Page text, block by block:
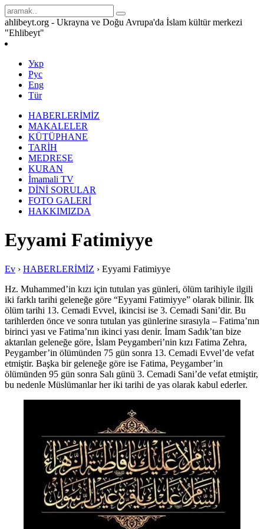
ahlibeyt.org - Ukrayna ve Doğu Avrupa'da İslam kültür merkezi
"Ehlibeyt"
Укр
Рус
Eng
Tür
HABERLERİMİZ
MAKALELER
KÜTÜPHANE
TARİH
MEDRESE
KURAN
İmamali TV
DİNİ SORULAR
FOTO GALERİ
HAKKIMIZDA
Eyyami Fatimiyye
Ev › HABERLERİMİZ › Eyyami Fatimiyye
Hz. Muhammed’in kızı için tutulan yas günleri, ölüm tarihiyle ilgili
iki farklı tarihi geleneğe göre “Eyyami Fatimiyye” olarak bilinir. İlk
ölüm tarihi 13. Cemadi Evvel, ikincisi ise 3. Cemadi Sani’dir. Bu
tarihlerden önce ve sonra tutulan yas günlerine sırasıyla – Fatima’nın
birinci yası ve Fatima’nın ikinci yası denir. İmam Sadık’tan bize
aktarılan geleneğe göre, İslam Peygamberi’nin kızı Fatima Zehra,
Peygamber’in ölümünden 75 gün sonra 13. Cemadi Evvel’de vefat
etmiştir. Başka bir geleneğe göre ise Fatima, Peygamber’in
ölümünden 95 gün sonra Salı günü 3. Cemadi Sani’de vefat etmiştir,
bu nedenle Müslümanlar her iki tarihi de yas olarak kabul ederler.